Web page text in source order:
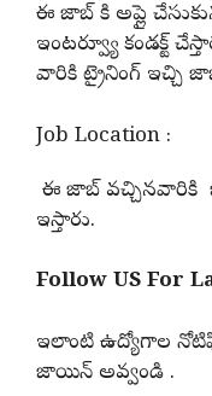
ఈ జాబ్ కి అప్లై
ఇంటర్వ్యూ కండక్ట్
వారికి ట్రైనింగ్ ఇచ్చి
Job Location :
ఈ జాబ్ వచ్చినవారికి
ఇస్తారు.
Follow US For
ఇలాంటి ఉద్యోగాల
జాయిన్ అవ్వండి .